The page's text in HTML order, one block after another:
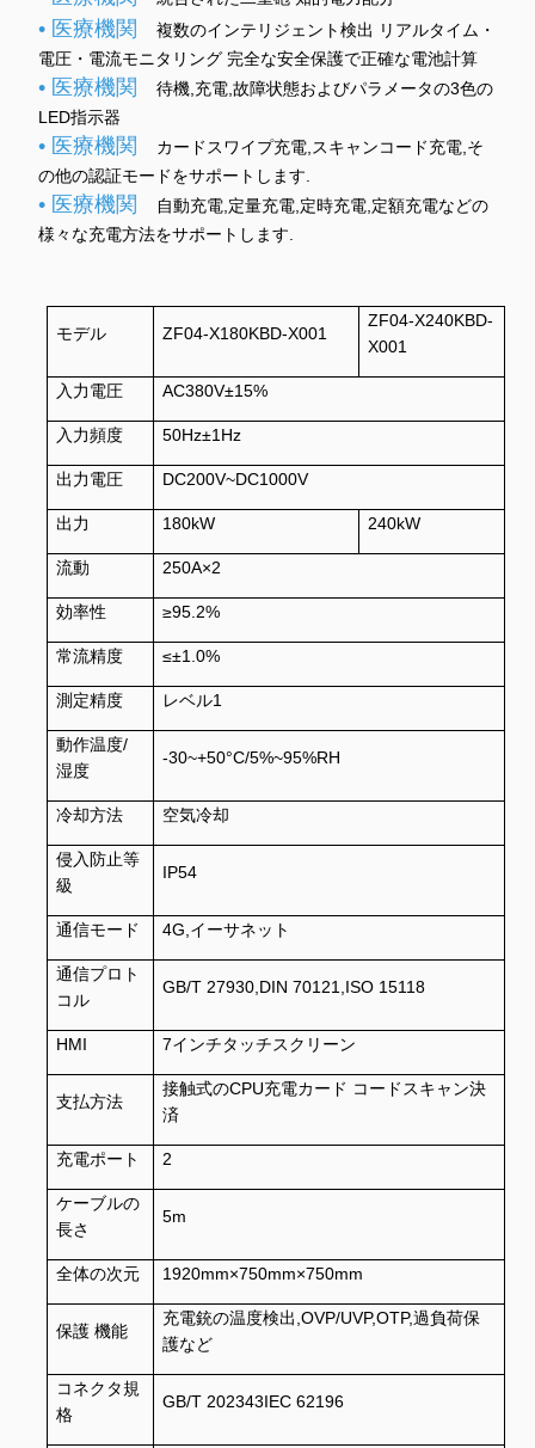
• 医療機関
複数のインテリジェント検出 リアルタイム・
電圧・電流モニタリング 完全な安全保護で正確な電池計算
• 医療機関
待機,充電,故障状態およびパラメータの3色の
LED指示器
• 医療機関
カードスワイプ充電,スキャンコード充電,そ
の他の認証モードをサポートします.
• 医療機関
自動充電,定量充電,定時充電,定額充電などの
様々な充電方法をサポートします.
モデル ZF04-X180KBD-X001
ZF04-X240KBD-
X001
入力電圧 AC380V±15%
入力頻度 50Hz±1Hz
出力電圧 DC200V~DC1000V
出力 180kW 240kW
流動 250A×2
効率性 ≥95.2%
常流精度 ≤±1.0%
測定精度 レベル1
動作温度/
湿度
-30~+50°C/5%~95%RH
冷却方法 空気冷却
侵入防止等
級
IP54
通信モード 4G,イーサネット
通信プロト
コル
GB/T 27930,DIN 70121,ISO 15118
HMI 7インチタッチスクリーン
支払方法
接触式のCPU充電カード コードスキャン決
済
充電ポート 2
ケーブルの
長さ
5m
全体の次元 1920mm×750mm×750mm
保護 機能
充電銃の温度検出,OVP/UVP,OTP,過負荷保
護など
コネクタ規
格
GB/T 202343IEC 62196